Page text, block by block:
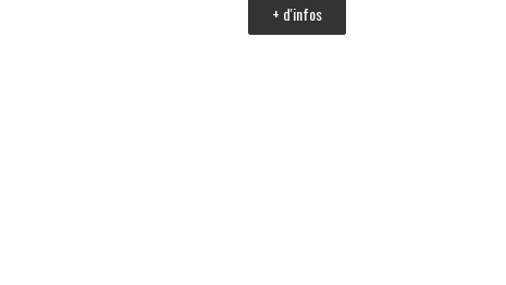
+ d'infos